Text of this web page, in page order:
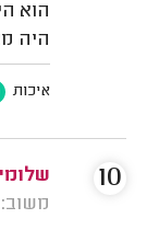
הוא
היה
איכות
משוב: 25/09/2025
10